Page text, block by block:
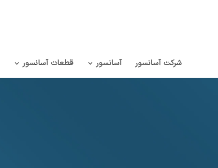
شرکت آسانسور آسانسور قطعات آسانسور